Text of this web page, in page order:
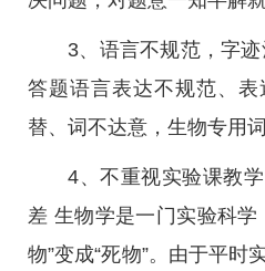
3、语言不规范，字
答题语言表达不规范、
替、词不达意，生物专用
4、不重视实验课教
差 生物学是一门实验科学
物”变成“死物”。由于平时